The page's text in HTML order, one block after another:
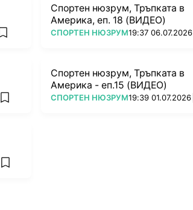
add favorites
Спортен нюзрум, Тръпката в
Америка, еп. 18 (ВИДЕО)
ПОВЕЧЕ ОТ
СПОРТЕН НЮЗРУМ19:37 06.07.2026
add favorites
Спортен нюзрум, Тръпката в
Америка - еп.15 (ВИДЕО)
ПОВЕЧЕ ОТ
СПОРТЕН НЮЗРУМ19:39 01.07.2026
add favorites